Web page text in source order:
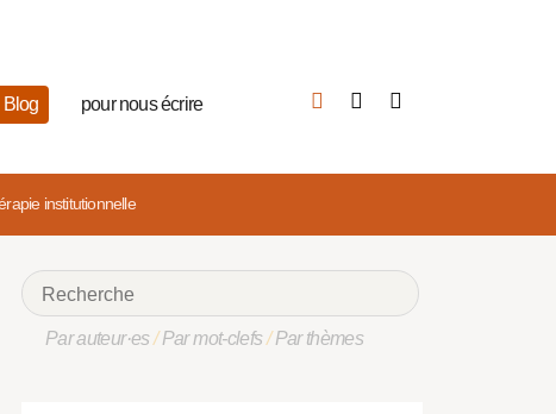
Blog pour nous écrire
institutionnelle
Par auteur·es/Par mot-clefs/Par thèmes